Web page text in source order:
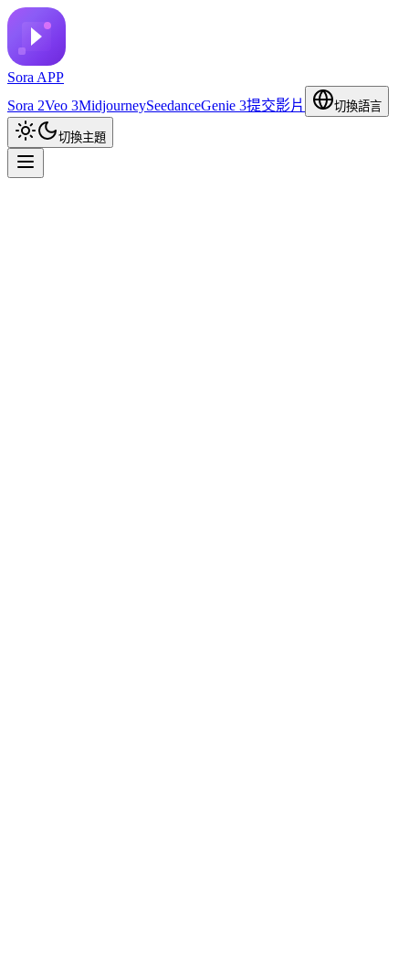
Sora APP
Sora 2Veo 3MidjourneySeedanceGenie 3提交影片 切換語言
切換主題